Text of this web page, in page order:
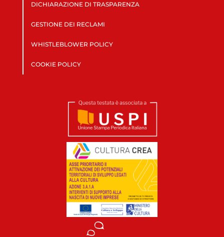
DICHIARAZIONE DI TRASPARENZA
GESTIONE DEI RECLAMI
WHISTLEBLOWER POLICY
COOKIE POLICY